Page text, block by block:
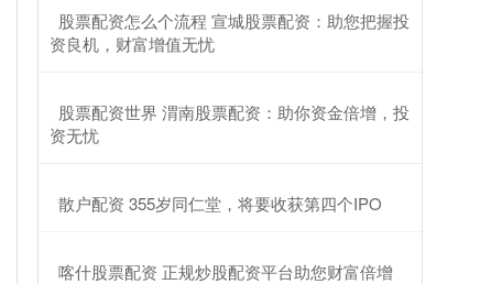
​股票配资怎么个流程 宣城股票配资：助您把握投
资良机，财富增值无忧
​股票配资世界 渭南股票配资：助你资金倍增，投
资无忧
​散户配资 355岁同仁堂，将要收获第四个IPO
​喀什股票配资 正规炒股配资平台助您财富倍增